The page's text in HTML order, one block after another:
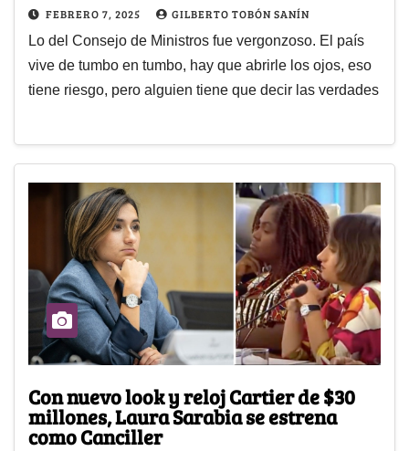
FEBRERO 7, 2025 GILBERTO TOBÓN SANÍN
Lo del Consejo de Ministros fue vergonzoso. El país
vive de tumbo en tumbo, hay que abrirle los ojos, eso
tiene riesgo, pero alguien tiene que decir las verdades
Con nuevo look y reloj Cartier de $30
millones, Laura Sarabia se estrena
como Canciller